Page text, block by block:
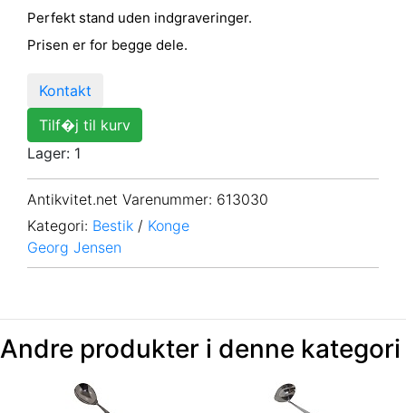
Perfekt stand uden indgraveringer.
Prisen er for begge dele.
Kontakt
Tilf�j til kurv
Lager: 1
Antikvitet.net Varenummer: 613030
Kategori: Bestik / Konge
Georg Jensen
Andre produkter i denne kategori